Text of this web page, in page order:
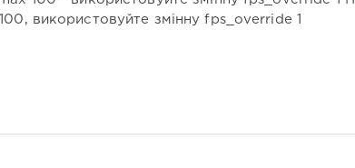
використовуйте змінну fps_override 1